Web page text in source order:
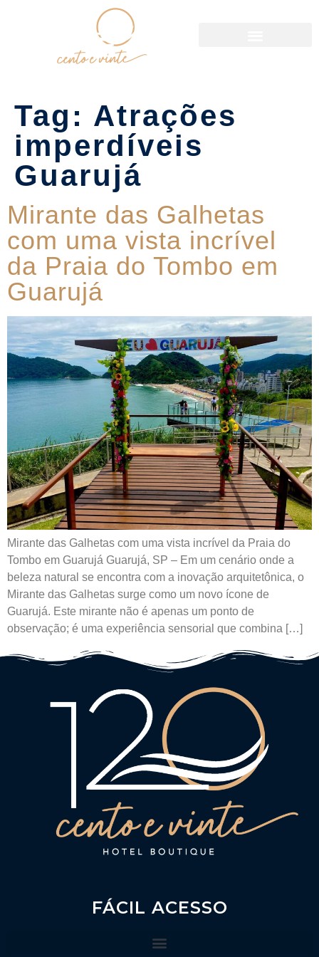
Tag: Atrações
imperdíveis
Guarujá
Mirante das Galhetas
com uma vista incrível
da Praia do Tombo em
Guarujá
Mirante das Galhetas com uma vista incrível da Praia do
Tombo em Guarujá Guarujá, SP – Em um cenário onde a
beleza natural se encontra com a inovação arquitetônica, o
Mirante das Galhetas surge como um novo ícone de
Guarujá. Este mirante não é apenas um ponto de
observação; é uma experiência sensorial que combina […]
FÁCIL ACESSO